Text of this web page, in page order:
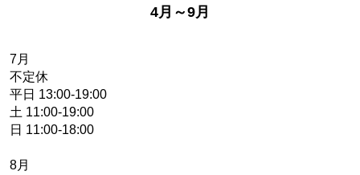
4月～9月
7月
不定休
平日 13:00-19:00
土 11:00-19:00
日 11:00-18:00
8月